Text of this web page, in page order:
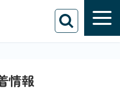
情報